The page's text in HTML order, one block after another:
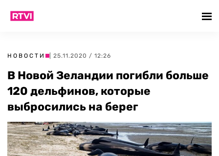
НОВОСТИ | 25.11.2020 / 12:26
В Новой Зеландии погибли больше
120 дельфинов, которые
выбросились на берег